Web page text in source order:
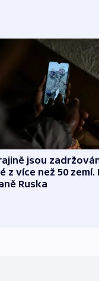
jsou
z více než 50 zemí.
Ruska